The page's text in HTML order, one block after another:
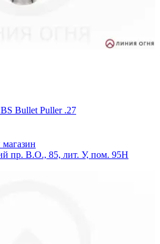
Bullet Puller .27
пр. В.О., 85, лит. У, пом. 95Н